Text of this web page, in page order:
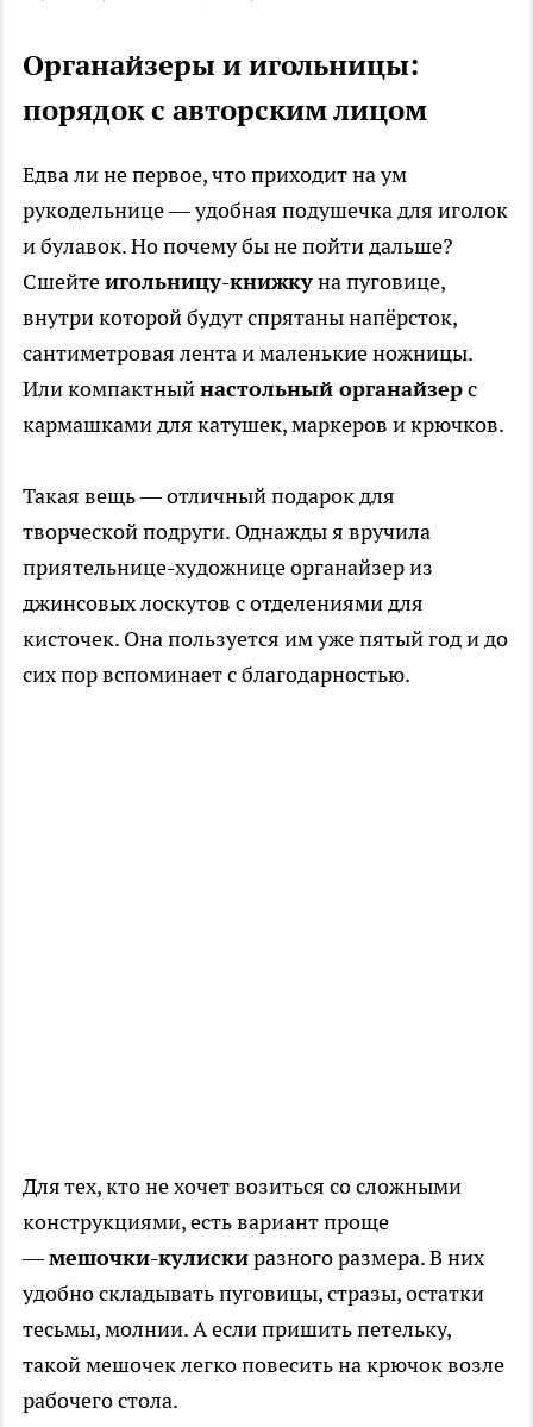
Органайзеры и игольницы:
порядок с авторским лицом
Едва ли не первое, что приходит на ум
рукодельнице — удобная подушечка для иголок
и булавок. Но почему бы не пойти дальше?
Сшейтеигольницу-книжкуна пуговице,
внутри которой будут спрятаны напёрсток,
сантиметровая лента и маленькие ножницы.
Или компактныйнастольный органайзерс
кармашками для катушек, маркеров и крючков.
Такая вещь — отличный подарок для
творческой подруги. Однажды я вручила
приятельнице-художнице органайзер из
джинсовых лоскутов с отделениями для
кисточек. Она пользуется им уже пятый год и до
сих пор вспоминает с благодарностью.
Для тех, кто не хочет возиться со сложными
конструкциями, есть вариант проще
—мешочки-кулискиразного размера. В них
удобно складывать пуговицы, стразы, остатки
тесьмы, молнии. А если пришить петельку,
такой мешочек легко повесить на крючок возле
рабочего стола.